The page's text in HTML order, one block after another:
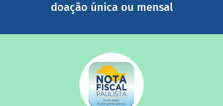
doação única ou mensal
saiba mais